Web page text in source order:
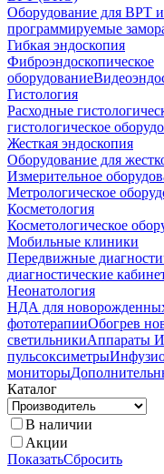
Оборудование для ВРТ
программируемые
Гибкая эндоскопия
Фиброэндоскопическое
оборудование
Гистология
Расходные
гистологическое
Жесткая эндоскопия
Оборудование для
Измерительное
Метрологическое
Косметология
Косметологическое
Мобильные клиники
Передвижные
диагностические
Неонатология
НДА для
фототерапииОбогрев
светильникиАппараты
пульсоксиметры
мониторы
Каталог
В наличии
Акции
ПоказатьСбросить